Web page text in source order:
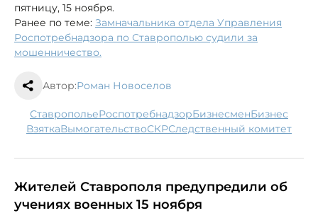
пятницу, 15 ноября.
Ранее по теме: Замначальника отдела Управления
Роспотребнадзора по Ставрополью судили за
мошенничество.
Автор:Роман Новоселов
Ставрополье Роспотребнадзор бизнесмен
бизнес
взятка
вымогательство СКР следственный комитет
Жителей Ставрополя предупредили об
учениях военных 15 ноября